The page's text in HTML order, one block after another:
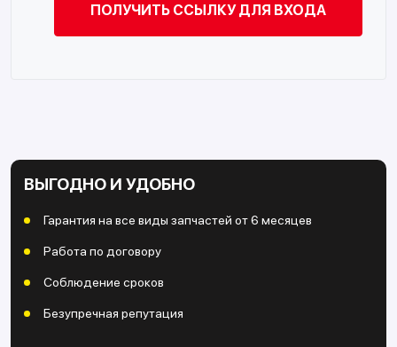
ВЫГОДНО И УДОБНО
Гарантия на все виды запчастей от 6 месяцев
Работа по договору
Соблюдение сроков
Безупречная репутация